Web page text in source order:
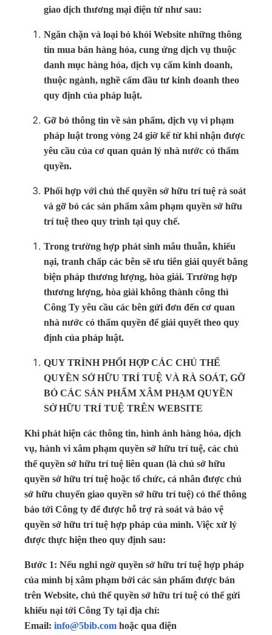
giao dịch thương mại điện tử như sau:
Ngăn chặn và loại bỏ khỏi Website những thông
tin mua bán hàng hóa, cung ứng dịch vụ thuộc
danh mục hàng hóa, dịch vụ cấm kinh doanh,
thuộc ngành, nghề cấm đầu tư kinh doanh theo
quy định của pháp luật.
Gỡ bỏ thông tin về sản phẩm, dịch vụ vi phạm
pháp luật trong vòng 24 giờ kể từ khi nhận được
yêu cầu của cơ quan quản lý nhà nước có thẩm
quyền.
Phối hợp với chủ thể quyền sở hữu trí tuệ rà soát
và gỡ bỏ các sản phẩm xâm phạm quyền sở hữu
trí tuệ theo quy trình tại quy chế.
Trong trường hợp phát sinh mâu thuẫn, khiếu
nại, tranh chấp các bên sẽ ưu tiên giải quyết bằng
biện pháp thương lượng, hòa giải. Trường hợp
thương lượng, hòa giải không thành công thì
Công Ty yêu cầu các bên gửi đơn đến cơ quan
nhà nước có thẩm quyền để giải quyết theo quy
định của pháp luật.
QUY TRÌNH PHỐI HỢP CÁC CHỦ THỂ
QUYỀN SỞ HỮU TRÍ TUỆ VÀ RÀ SOÁT, GỠ
BỎ CÁC SẢN PHẨM XÂM PHẠM QUYỀN
SỞ HỮU TRÍ TUỆ TRÊN WEBSITE
Khi phát hiện các thông tin, hình ảnh hàng hóa, dịch
vụ, hành vi xâm phạm quyền sở hữu trí tuệ, các chủ
thể quyền sở hữu trí tuệ liên quan (là chủ sở hữu
quyền sở hữu trí tuệ hoặc tổ chức, cá nhân được chủ
sở hữu chuyển giao quyền sở hữu trí tuệ) có thể thông
báo tới Công ty để được hỗ trợ rà soát và bảo vệ
quyền sở hữu trí tuệ hợp pháp của mình. Việc xử lý
được thực hiện theo quy định sau:
Bước 1: Nếu nghi ngờ quyền sở hữu trí tuệ hợp pháp
của mình bị xâm phạm bởi các sản phẩm được bán
trên Website, chủ thể quyền sở hữu trí tuệ có thể gửi
khiếu nại tới Công Ty tại địa chỉ:
Email: info@5bib.com hoặc qua điện